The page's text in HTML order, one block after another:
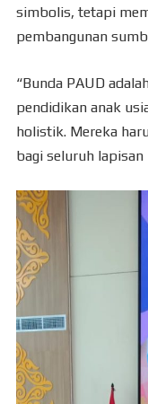
simbolis, tetapi
pembangunan
“Bunda PAUD
pendidikan anak
holistik. Mereka
bagi seluruh lapisan